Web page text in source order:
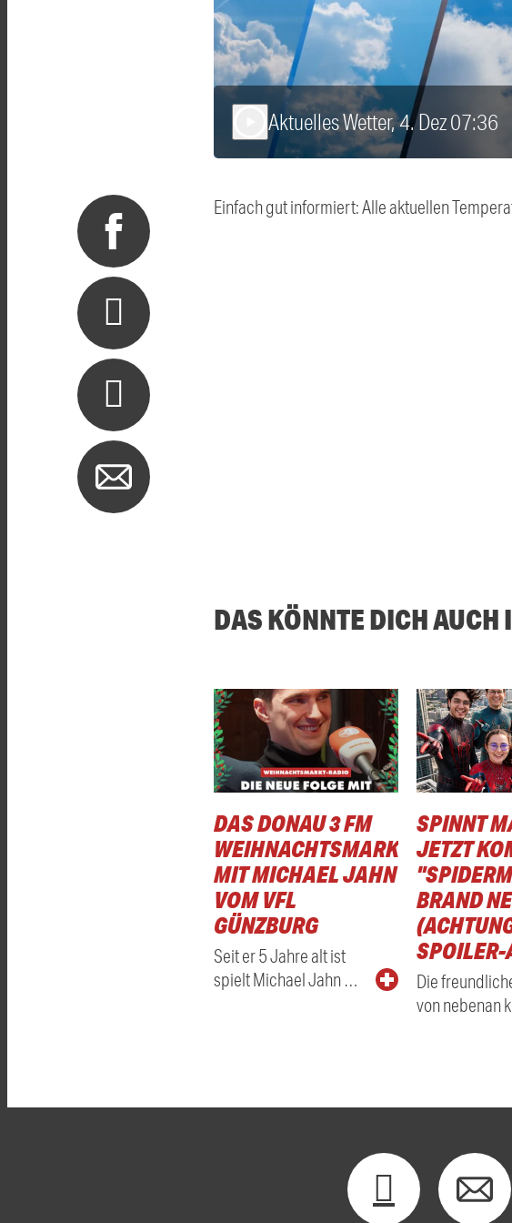
Aktuelles Wetter, 4. Dez 07:36
Einfach gut informiert: Alle aktuellen
DAS KÖNNTE DICH AUCH
DAS DONAU 3 FM
WEIHNACHTSMARKTRADIO
MIT MICHAEL JAHN
VOM VFL
GÜNZBURG
Seit er 5 Jahre alt ist
spielt Michael Jahn …
SPINNT
JETZT
BRAND
Die
von nebenan